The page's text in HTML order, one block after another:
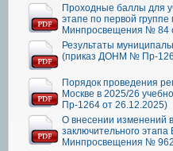
Проходные баллы для
этапе по первой группе
Минпросвещения № 84
Результаты
(приказ ДОНМ № Пр-
Порядок проведения
Москве в 2025/26
Пр-1264 от 26.12.2025)
О внесении изменений
заключительного
Минпросвещения №